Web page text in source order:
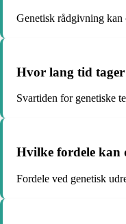
Genetisk rådgivning kan
Hvor lang tid tager
Svartiden for genetiske
Hvilke fordele kan
Fordele ved genetisk